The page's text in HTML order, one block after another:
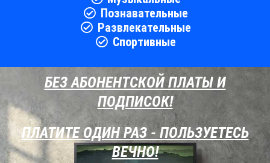
Познавательные
Развлекательные
Спортивные
БЕЗ АБОНЕНТСКОЙ ПЛАТЫ И
ПОДПИСОК!
ПЛАТИТЕ ОДИН РАЗ - ПОЛЬЗУЕТЕСЬ
ВЕЧНО!